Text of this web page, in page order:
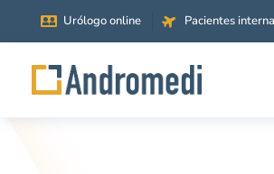
Urólogo online Pacientes